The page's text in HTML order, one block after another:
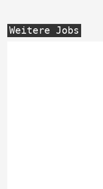
Weitere Jobs